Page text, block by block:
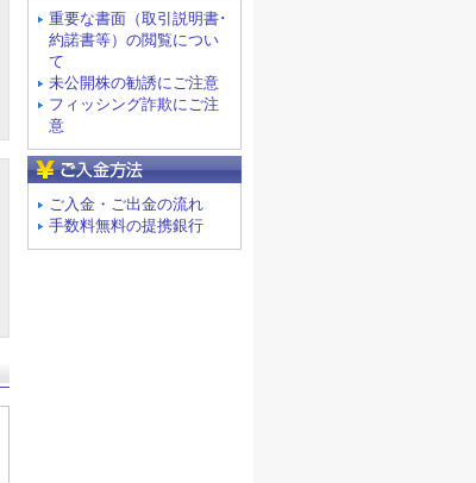
重要な書面（取引説明書･
約諾書等）の閲覧につい
て
未公開株の勧誘にご注意
フィッシング詐欺にご注
意
ご入金・ご出金の流れ
手数料無料の提携銀行